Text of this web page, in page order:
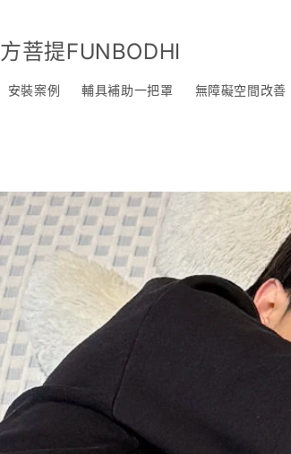
方菩提FUNBODHI
安裝案例 輔具補助一把罩 無障礙空間改善